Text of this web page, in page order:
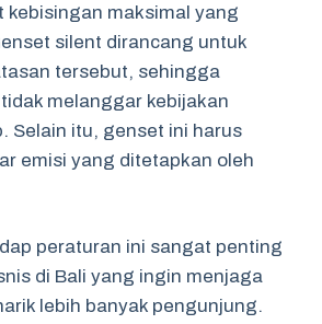
maksimal yang
silent dirancang untuk
tersebut, sehingga
melanggar kebijakan
Selain itu, genset ini harus
emisi yang ditetapkan oleh
peraturan ini sangat penting
di Bali yang ingin menjaga
lebih banyak pengunjung.